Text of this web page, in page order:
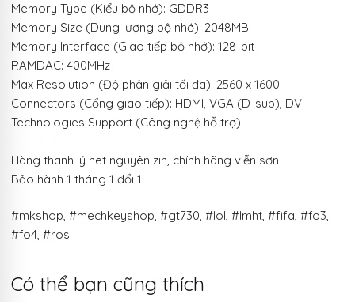
Memory Type (Kiểu bộ nhớ): GDDR3
Memory Size (Dung lượng bộ nhớ): 2048MB
Memory Interface (Giao tiếp bộ nhớ): 128-bit
RAMDAC: 400MHz
Max Resolution (Độ phân giải tối đa): 2560 x 1600
Connectors (Cổng giao tiếp): HDMI, VGA (D-sub), DVI
Technologies Support (Công nghệ hỗ trợ): –
——————-
Hàng thanh lý net nguyên zin, chính hãng viễn sơn
Bảo hành 1 tháng 1 đổi 1
#mkshop, #mechkeyshop, #gt730, #lol, #lmht, #fifa, #fo3,
#fo4, #ros
Có thể bạn cũng thích